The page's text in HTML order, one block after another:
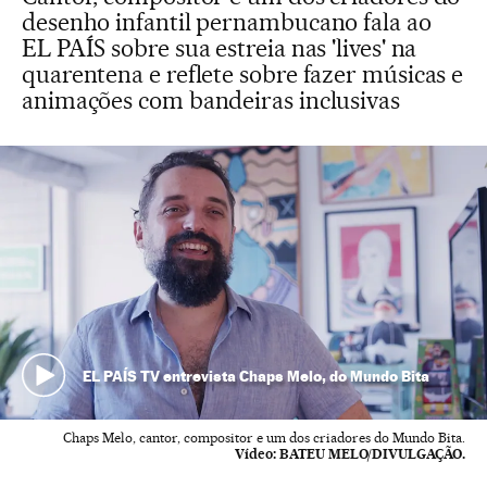
desenho infantil pernambucano fala ao
EL PAÍS sobre sua estreia nas 'lives' na
quarentena e reflete sobre fazer músicas e
animações com bandeiras inclusivas
EL PAÍS TV entrevista Chaps Melo, do Mundo Bita
Chaps Melo, cantor, compositor e um dos criadores do Mundo Bita.
Vídeo: BATEU MELO/DIVULGAÇÃO.